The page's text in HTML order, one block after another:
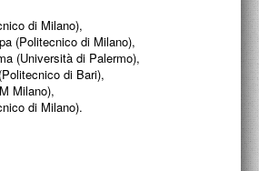
di Milano),
(Politecnico di Milano),
(Università di Palermo),
di Bari),
Milano),
di Milano).